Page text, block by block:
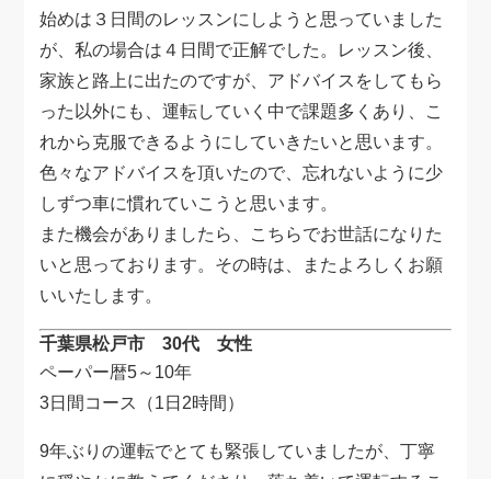
始めは３日間のレッスンにしようと思っていました
が、私の場合は４日間で正解でした。レッスン後、
家族と路上に出たのですが、アドバイスをしてもら
った以外にも、運転していく中で課題多くあり、こ
れから克服できるようにしていきたいと思います。
色々なアドバイスを頂いたので、忘れないように少
しずつ車に慣れていこうと思います。
また機会がありましたら、こちらでお世話になりた
いと思っております。その時は、またよろしくお願
いいたします。
千葉県松戸市 30代 女性
ペーパー暦5～10年
3日間コース（1日2時間）
9年ぶりの運転でとても緊張していましたが、丁寧